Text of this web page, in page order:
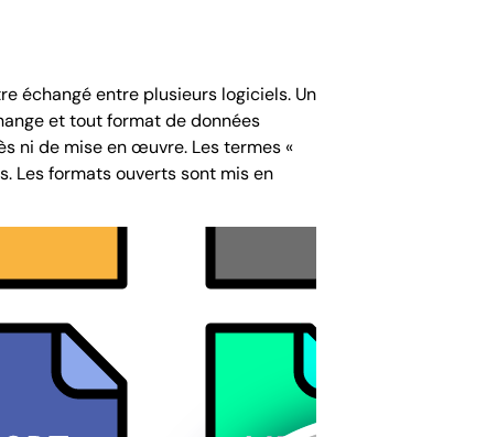
échangé entre plusieurs logiciels. Un
et tout format de données
ni de mise en œuvre. Les termes «
Les formats ouverts sont mis en